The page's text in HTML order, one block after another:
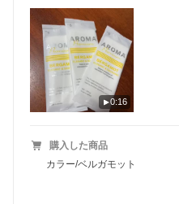
0:16
購入した商品
カラー/ベルガモット